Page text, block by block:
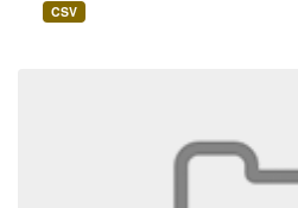
CSV